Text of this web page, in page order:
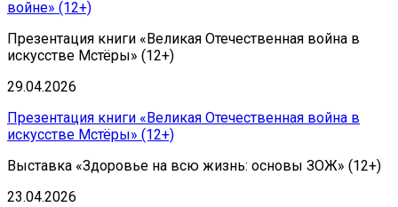
войне» (12+)
Презентация книги «Великая Отечественная война в
искусстве Мстёры» (12+)
29.04.2026
Презентация книги «Великая Отечественная война в
искусстве Мстёры» (12+)
Выставка «Здоровье на всю жизнь: основы ЗОЖ» (12+)
23.04.2026